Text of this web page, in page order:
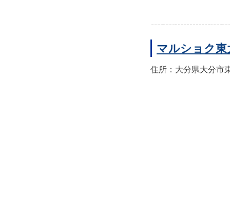
マルショク東
住所：大分県大分市